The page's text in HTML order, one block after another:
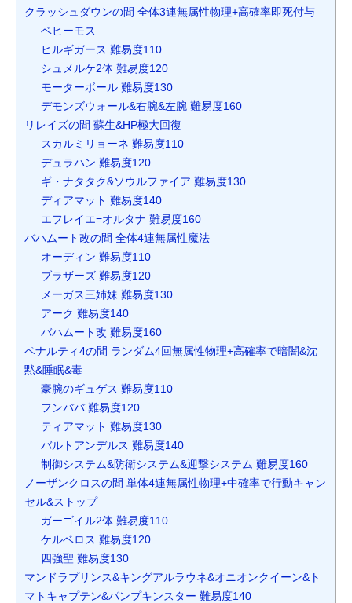
クラッシュダウンの間 全体3連無属性物理+高確率即死付与
ベヒーモス
ヒルギガース 難易度110
シュメルケ2体 難易度120
モーターボール 難易度130
デモンズウォール&右腕&左腕 難易度160
リレイズの間 蘇生&HP極大回復
スカルミリョーネ 難易度110
デュラハン 難易度120
ギ・ナタタク&ソウルファイア 難易度130
ディアマット 難易度140
エフレイエ=オルタナ 難易度160
バハムート改の間 全体4連無属性魔法
オーディン 難易度110
ブラザーズ 難易度120
メーガス三姉妹 難易度130
アーク 難易度140
バハムート改 難易度160
ペナルティ4の間 ランダム4回無属性物理+高確率で暗闇&沈
黙&睡眠&毒
豪腕のギュゲス 難易度110
フンババ 難易度120
ティアマット 難易度130
バルトアンデルス 難易度140
制御システム&防衛システム&迎撃システム 難易度160
ノーザンクロスの間 単体4連無属性物理+中確率で行動キャン
セル&ストップ
ガーゴイル2体 難易度110
ケルベロス 難易度120
四強聖 難易度130
マンドラプリンス&キングアルラウネ&オニオンクイーン&ト
マトキャプテン&パンプキンスター 難易度140